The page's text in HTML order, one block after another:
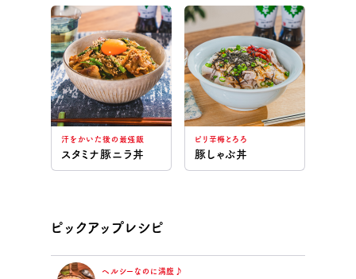
汗をかいた後の最強飯
スタミナ豚ニラ丼
ピリ辛梅とろろ
豚しゃぶ丼
ピックアップレシピ
ヘルシーなのに満腹♪